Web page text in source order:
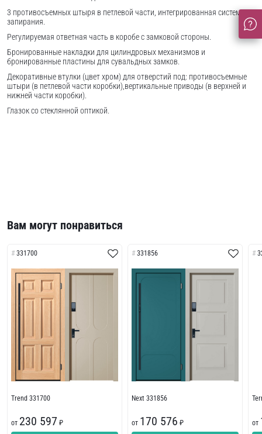
3 противосъемных штыря в петлевой части, интегрированная система
запирания.
Регулируемая ответная часть в коробе с замковой стороны.
Бронированные накладки для цилиндровых механизмов и
бронированные пластины для сувальдных замков.
Декоративные втулки (цвет хром) для отверстий под: противосъемные
штыри (в петлевой части коробки),вертикальные приводы (в верхней и
нижней части коробки).
Глазок со стеклянной оптикой.
Вам могут понравиться
331700
Trend 331700
от 230 597 ₽
331856
Next 331856
от 170 576 ₽ от